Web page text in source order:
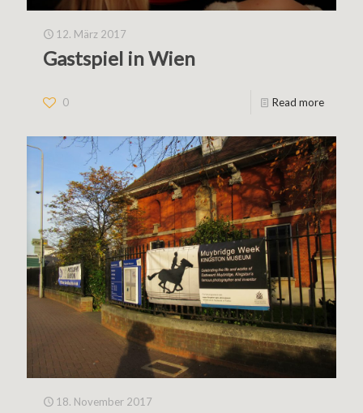
12. März 2017
Gastspiel in Wien
0 Read more
18. November 2017